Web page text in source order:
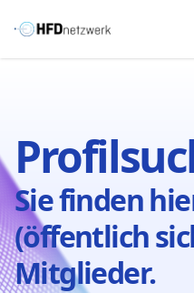
Sie finden
(öffentlich
Mitglieder.